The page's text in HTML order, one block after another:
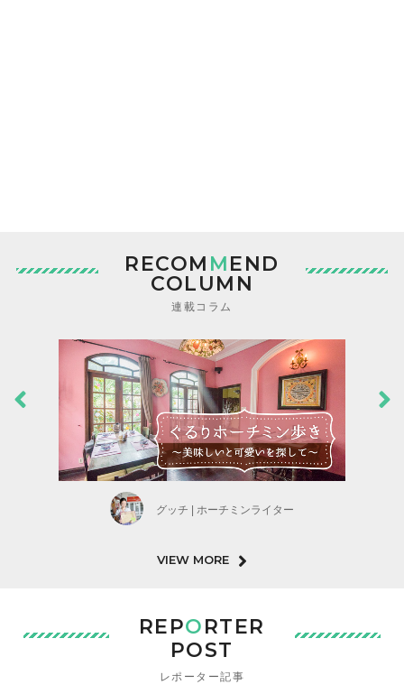
RECOM MEND
COLUMN
連載コラム
グッチ | ホーチミンライター
VIEW MORE
REPORTER
POST
レポーター記事